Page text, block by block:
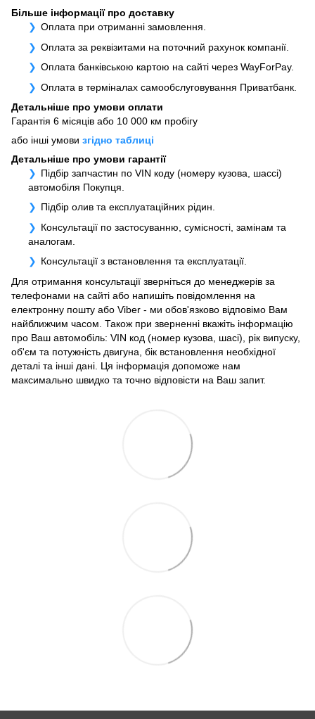
Більше інформації про доставку
Оплата при отриманні замовлення.
Оплата за реквізитами на поточний рахунок компанії.
Оплата банківською картою на сайті через WayForPay.
Оплата в терміналах самообслуговування Приватбанк.
Детальніше про умови оплати
Гарантія 6 місяців або 10 000 км пробігу
або інші умови згідно таблиці
Детальніше про умови гарантії
Підбір запчастин по VIN коду (номеру кузова, шассі)
автомобіля Покупця.
Підбір олив та експлуатаційних рідин.
Консультації по застосуванню, сумісності, замінам та
аналогам.
Консультації з встановлення та експлуатації.
Для отримання консультації зверніться до менеджерів за
телефонами на сайті або напишіть повідомлення на
електронну пошту або Viber - ми обов'язково відповімо Вам
найближчим часом. Також при зверненні вкажіть інформацію
про Ваш автомобіль: VIN код (номер кузова, шасі), рік випуску,
об'єм та потужність двигуна, бік встановлення необхідної
деталі та інші дані. Ця інформація допоможе нам
максимально швидко та точно відповісти на Ваш запит.